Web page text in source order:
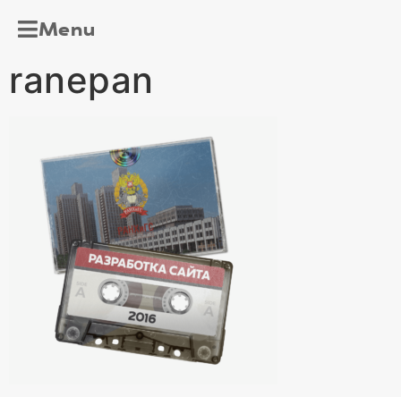
Menu
ranepan